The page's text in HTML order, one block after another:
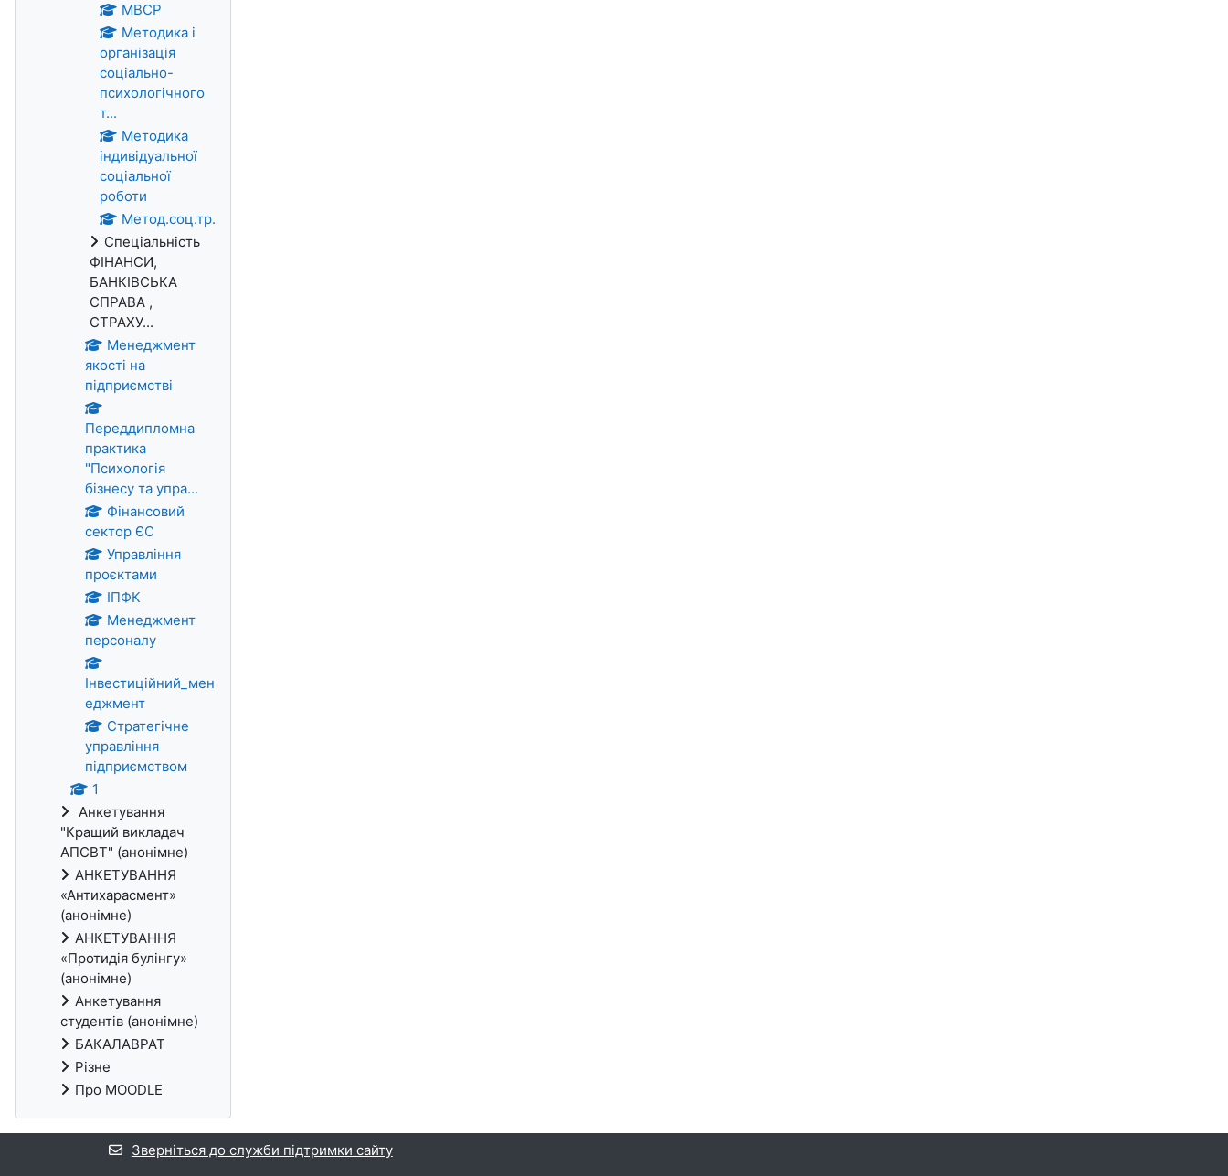
МВСР
Методика і
організація
соціально-
психологічного
т...
Методика
індивідуальної
соціальної
роботи
Метод.соц.тр.
Спеціальність
ФІНАНСИ,
БАНКІВСЬКА
СПРАВА ,
СТРАХУ...
Менеджмент
якості на
підприємстві
Переддипломна
практика
"Психологія
бізнесу та упра...
Фінансовий
сектор ЄС
Управління
проєктами
ІПФК
Менеджмент
персоналу
Інвестиційний_мен
еджмент
Стратегічне
управління
підприємством
1
Анкетування
"Кращий викладач
АПСВТ" (анонімне)
АНКЕТУВАННЯ
«Антихарасмент»
(анонімне)
АНКЕТУВАННЯ
«Протидія булінгу»
(анонімне)
Анкетування
студентів (анонімне)
БАКАЛАВРАТ
Різне
Про MOODLE
Зверніться до служби підтримки сайту